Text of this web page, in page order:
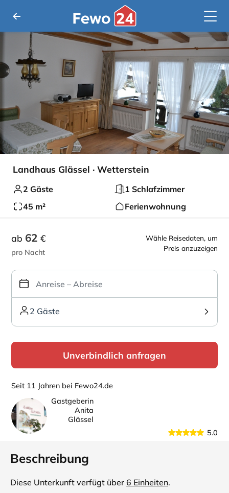
Landhaus Glässel · Wetterstein
2 Gäste
1 Schlafzimmer
45 m²
Ferienwohnung
Wähle Reisedaten, um
Preis anzuzeigen
ab 62 €
pro Nacht
2 Gäste
Unverbindlich anfragen
Seit 11 Jahren bei Fewo24.de
Gastgeberin
Anita
Glässel
5.0
Beschreibung
Diese Unterkunft verfügt über 6 Einheiten.